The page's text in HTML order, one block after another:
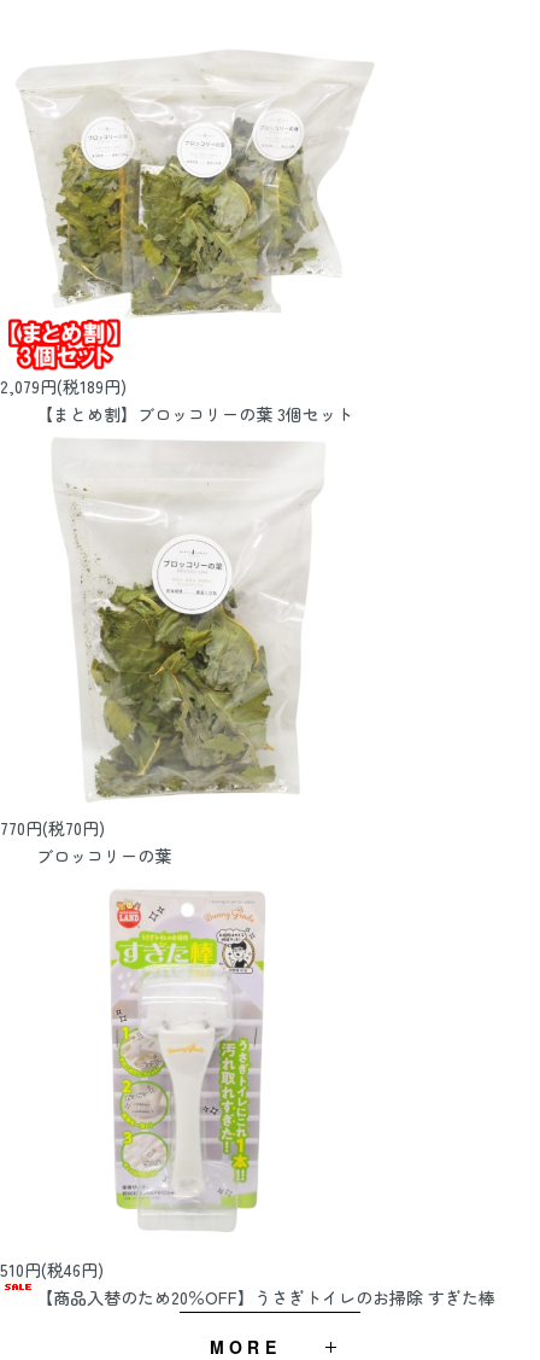
2,079円(税189円)
【まとめ割】ブロッコリーの葉 3個セット
770円(税70円)
ブロッコリーの葉
510円(税46円)
【商品入替のため20％OFF】うさぎトイレのお掃除 すぎた棒
MORE